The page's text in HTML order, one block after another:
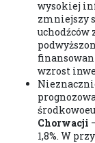
wysokiej
zmniejszy
uchodźców
wzrost
Chorwacji
1,8%. W